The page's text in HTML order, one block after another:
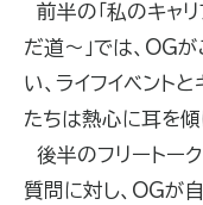
前半の「私のキャ
だ道～」では、OG
い、ライフイベント
たちは熱心に耳を傾
後半のフリートー
質問に対し、OGが